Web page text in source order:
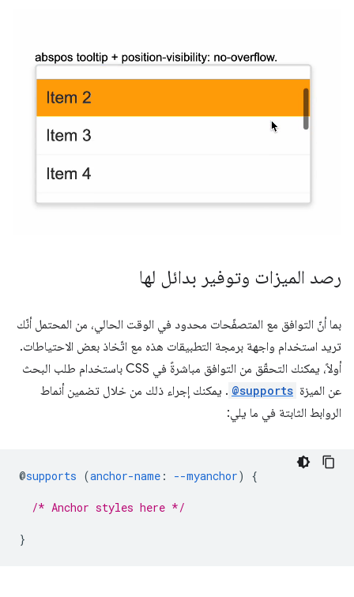
رصد الميزات وتوفير بدائل لها
بما أنّ التوافق مع المتصفّحات محدود في الوقت الحالي، من المحتمل أنّك
تريد استخدام واجهة برمجة التطبيقات هذه مع اتّخاذ بعض الاحتياطات.
أولاً، يمكنك التحقّق من التوافق مباشرةً في CSS باستخدام طلب البحث
عن الميزة @supports . يمكنك إجراء ذلك من خلال تضمين أنماط
الروابط الثابتة في ما يلي:
@supports (anchor-name : --myanchor) {
/* Anchor styles here */
}